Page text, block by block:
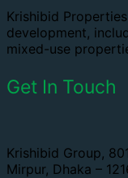
Krishibid
development,
mixed-use
Get In Touch
Krishibid Group,
Mirpur, Dhaka –